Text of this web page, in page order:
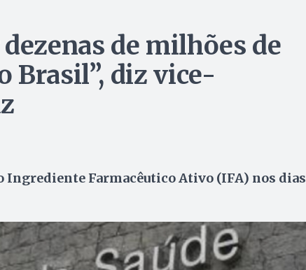
de milhões de
Brasil”, diz vice-
Ingrediente Farmacêutico Ativo (IFA) nos dias